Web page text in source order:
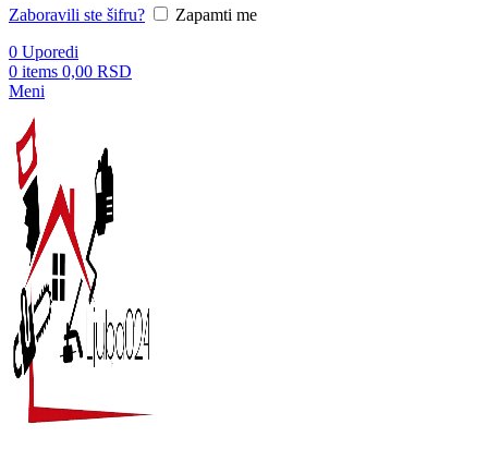
Zaboravili ste šifru?
Zapamti me
0 Uporedi
0 items 0,00 RSD
Meni